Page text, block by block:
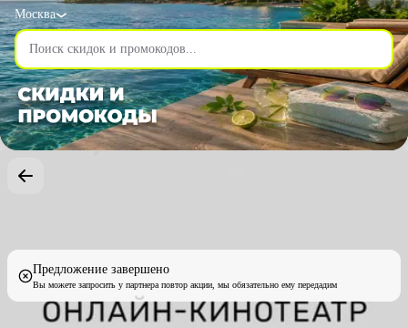
Москва
Предложение завершено
Вы можете запросить у партнера повтор акции, мы обязательно ему передадим